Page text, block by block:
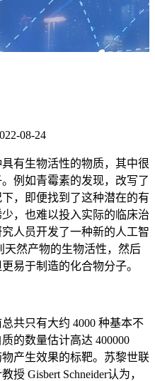
08-24
生物活性的物质，其中很
例如青霉素的发现，改写了
，即便找到了这种潜在的有
，也难以投入实际的临床治
人员开发了一种新的人工智
天然产物的生物活性，然后
易于制造的化合物分子。
只有大约 4000 种基本不
的数量估计高达 400000
产生效果的标靶。苏黎世联
Gisbert Schneider认为，